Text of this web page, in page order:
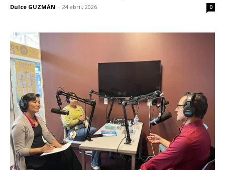
Dulce GUZMÁN - 24 abril, 2026 0